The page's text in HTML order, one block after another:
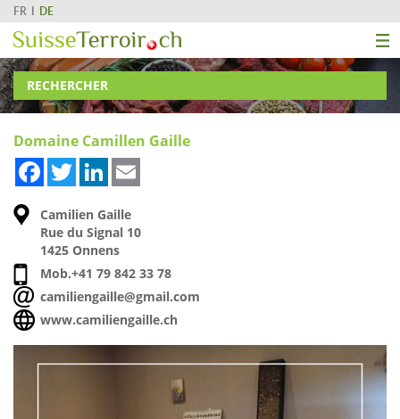
FR DE
RECHERCHER
Domaine Camillen Gaille
FacebookTwitterLinkedIn
Camilien Gaille
Rue du Signal 10
1425 Onnens
Mob.+41 79 842 33 78
camiliengaille@gmail.com
www.camiliengaille.ch